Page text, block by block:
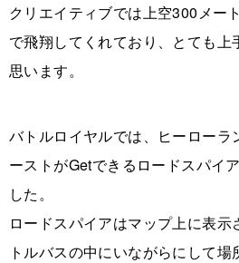
クリエイティブでは上空300メー
で飛翔してくれており、とても上
思います。
バトルロイヤルでは、ヒーローラ
ーストがGetできるロードスパイ
した。
ロードスパイアはマップ上に表
トルバスの中にいながらにして場